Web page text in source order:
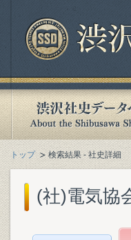
トップ 検索結果 - 社史詳細
(社)電気協